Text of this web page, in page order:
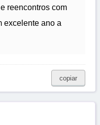
reencontros com
excelente ano a
copiar